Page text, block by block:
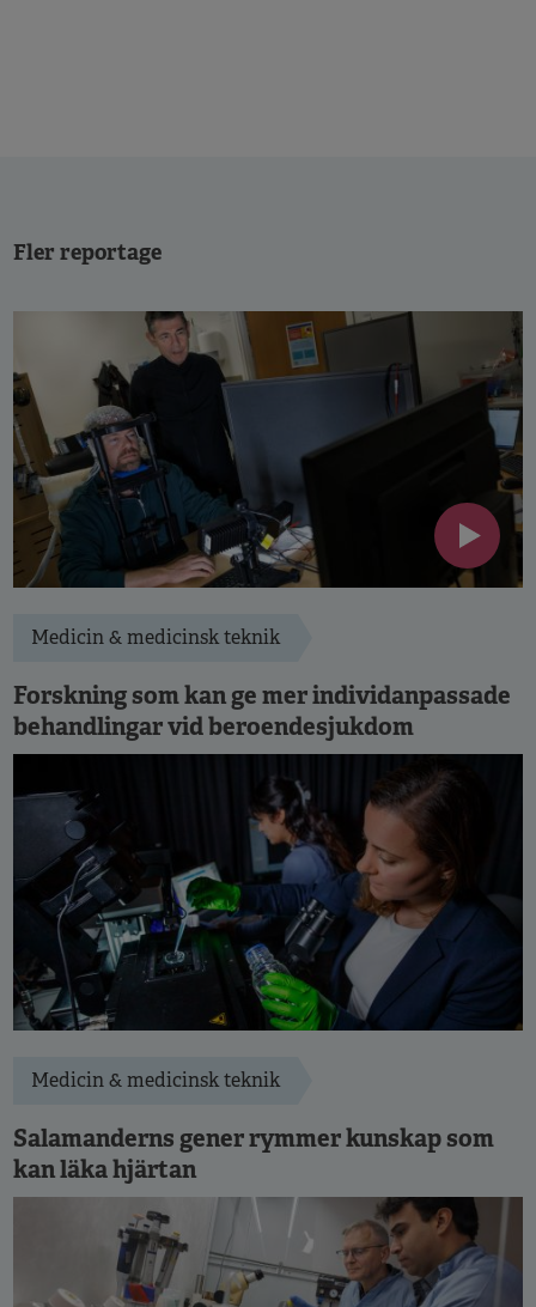
Fler reportage
Medicin & medicinsk teknik
Forskning som kan ge mer individanpassade
behandlingar vid beroendesjukdom
Medicin & medicinsk teknik
Salamanderns gener rymmer kunskap som
kan läka hjärtan